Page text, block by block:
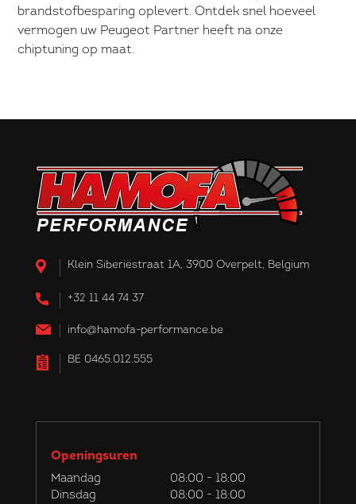
brandstofbesparing oplevert. Ontdek snel hoeveel
vermogen uw Peugeot Partner heeft na onze
chiptuning op maat.
Klein Siberiëstraat 1A, 3900 Overpelt, Belgium
+32 11 44 74 37
info@hamofa-performance.be
BE 0465.012.555
Openingsuren
Maandag
08:00 - 18:00
Dinsdag
08:00 - 18:00